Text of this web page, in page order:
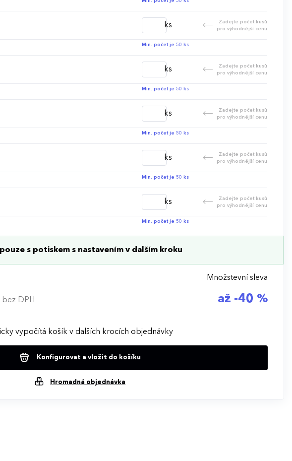
ks
Zadejte počet kusů
pro výhodnější cenu
Min. počet je 50 ks
ks
Zadejte počet kusů
pro výhodnější cenu
Min. počet je 50 ks
ks
Zadejte počet kusů
pro výhodnější cenu
Min. počet je 50 ks
ks
Zadejte počet kusů
pro výhodnější cenu
Min. počet je 50 ks
ks
Zadejte počet kusů
pro výhodnější cenu
Min. počet je 50 ks
s potiskem s nastavením v dalším kroku
bez DPH
Množstevní sleva
až -40 %
vypočítá košík v dalších krocích objednávky
Konfigurovat a vložit do košíku
Hromadná objednávka